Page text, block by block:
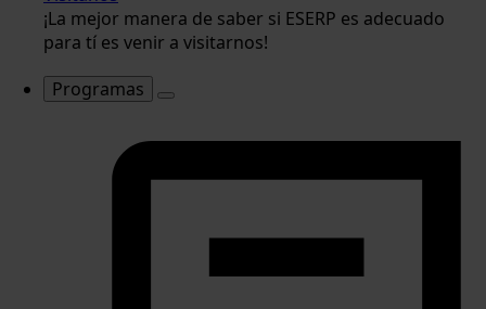
¡La mejor manera de saber si ESERP es adecuado
para tí es venir a visitarnos!
Programas